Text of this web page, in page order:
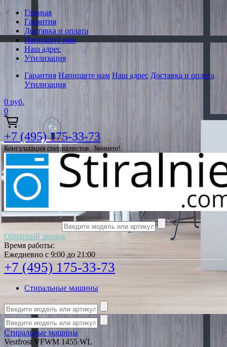
Главная
Гарантия
Доставка и оплата
Напишите нам
Наш адрес
Утилизация
Гарантия Напишите нам Наш адрес Доставка и оплата
Утилизация
0 руб.
0
+7 (495) 175-33-73
Консультация специалистов. Звоните!
Обратный звонок
Время работы:
Ежедневно с 9:00 до 21:00
+7 (495) 175-33-73
Стиральные машины
Стиральные машины
Vestfrost VFWM 1455 WL